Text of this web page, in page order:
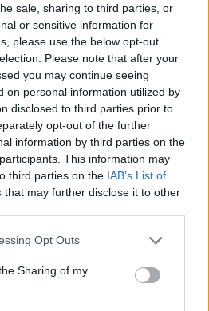
sale, sharing to third parties, or
or sensitive information for
please use the below opt-out
Please note that after your
you may continue seeing
on personal information utilized by
disclosed to third parties prior to
opt-out of the further
information by third parties on the
This information may
third parties on the IAB’s List of
that may further disclose it to other
app uses one or more Google
usage behaviour. You may click to
and its third-party tags to
purposes in below Google
Opt Outs
Sharing of my
is folytattuk a
volt megállás. Következő
tartomány ételeivel
eddig még sosem volt példa.
azon része, amely mindig
az indiaiban a Maharaja,